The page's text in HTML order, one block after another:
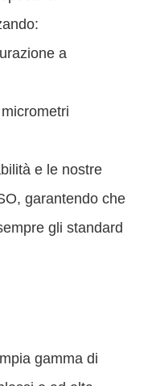
a
e le nostre
garantendo che
gli standard
gamma di